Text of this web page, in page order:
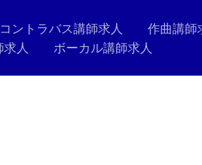
コントラバス講師求人
作曲講師
人
ボーカル講師求人